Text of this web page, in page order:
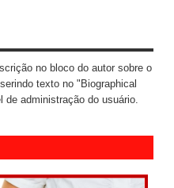
no bloco do autor sobre o
texto no "Biographical
de administração do usuário.